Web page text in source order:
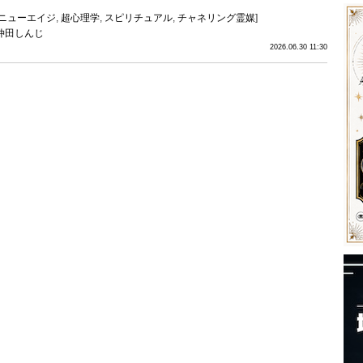
ューエイジ, 超心理学, スピリチュアル, チャネリング霊媒]
2026.06.30 11:30
田しんじ